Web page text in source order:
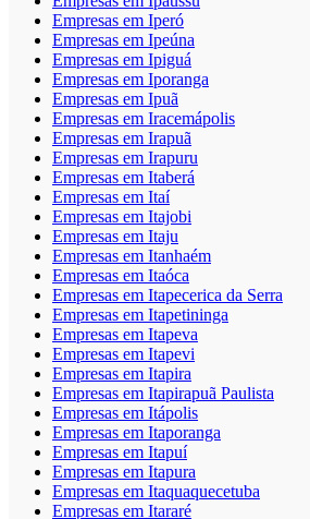
Empresas em Iperó
Empresas em Ipeúna
Empresas em Ipiguá
Empresas em Iporanga
Empresas em Ipuã
Empresas em Iracemápolis
Empresas em Irapuã
Empresas em Irapuru
Empresas em Itaberá
Empresas em Itaí
Empresas em Itajobi
Empresas em Itaju
Empresas em Itanhaém
Empresas em Itaóca
Empresas em Itapecerica da Serra
Empresas em Itapetininga
Empresas em Itapeva
Empresas em Itapevi
Empresas em Itapira
Empresas em Itapirapuã Paulista
Empresas em Itápolis
Empresas em Itaporanga
Empresas em Itapuí
Empresas em Itapura
Empresas em Itaquaquecetuba
Empresas em Itararé